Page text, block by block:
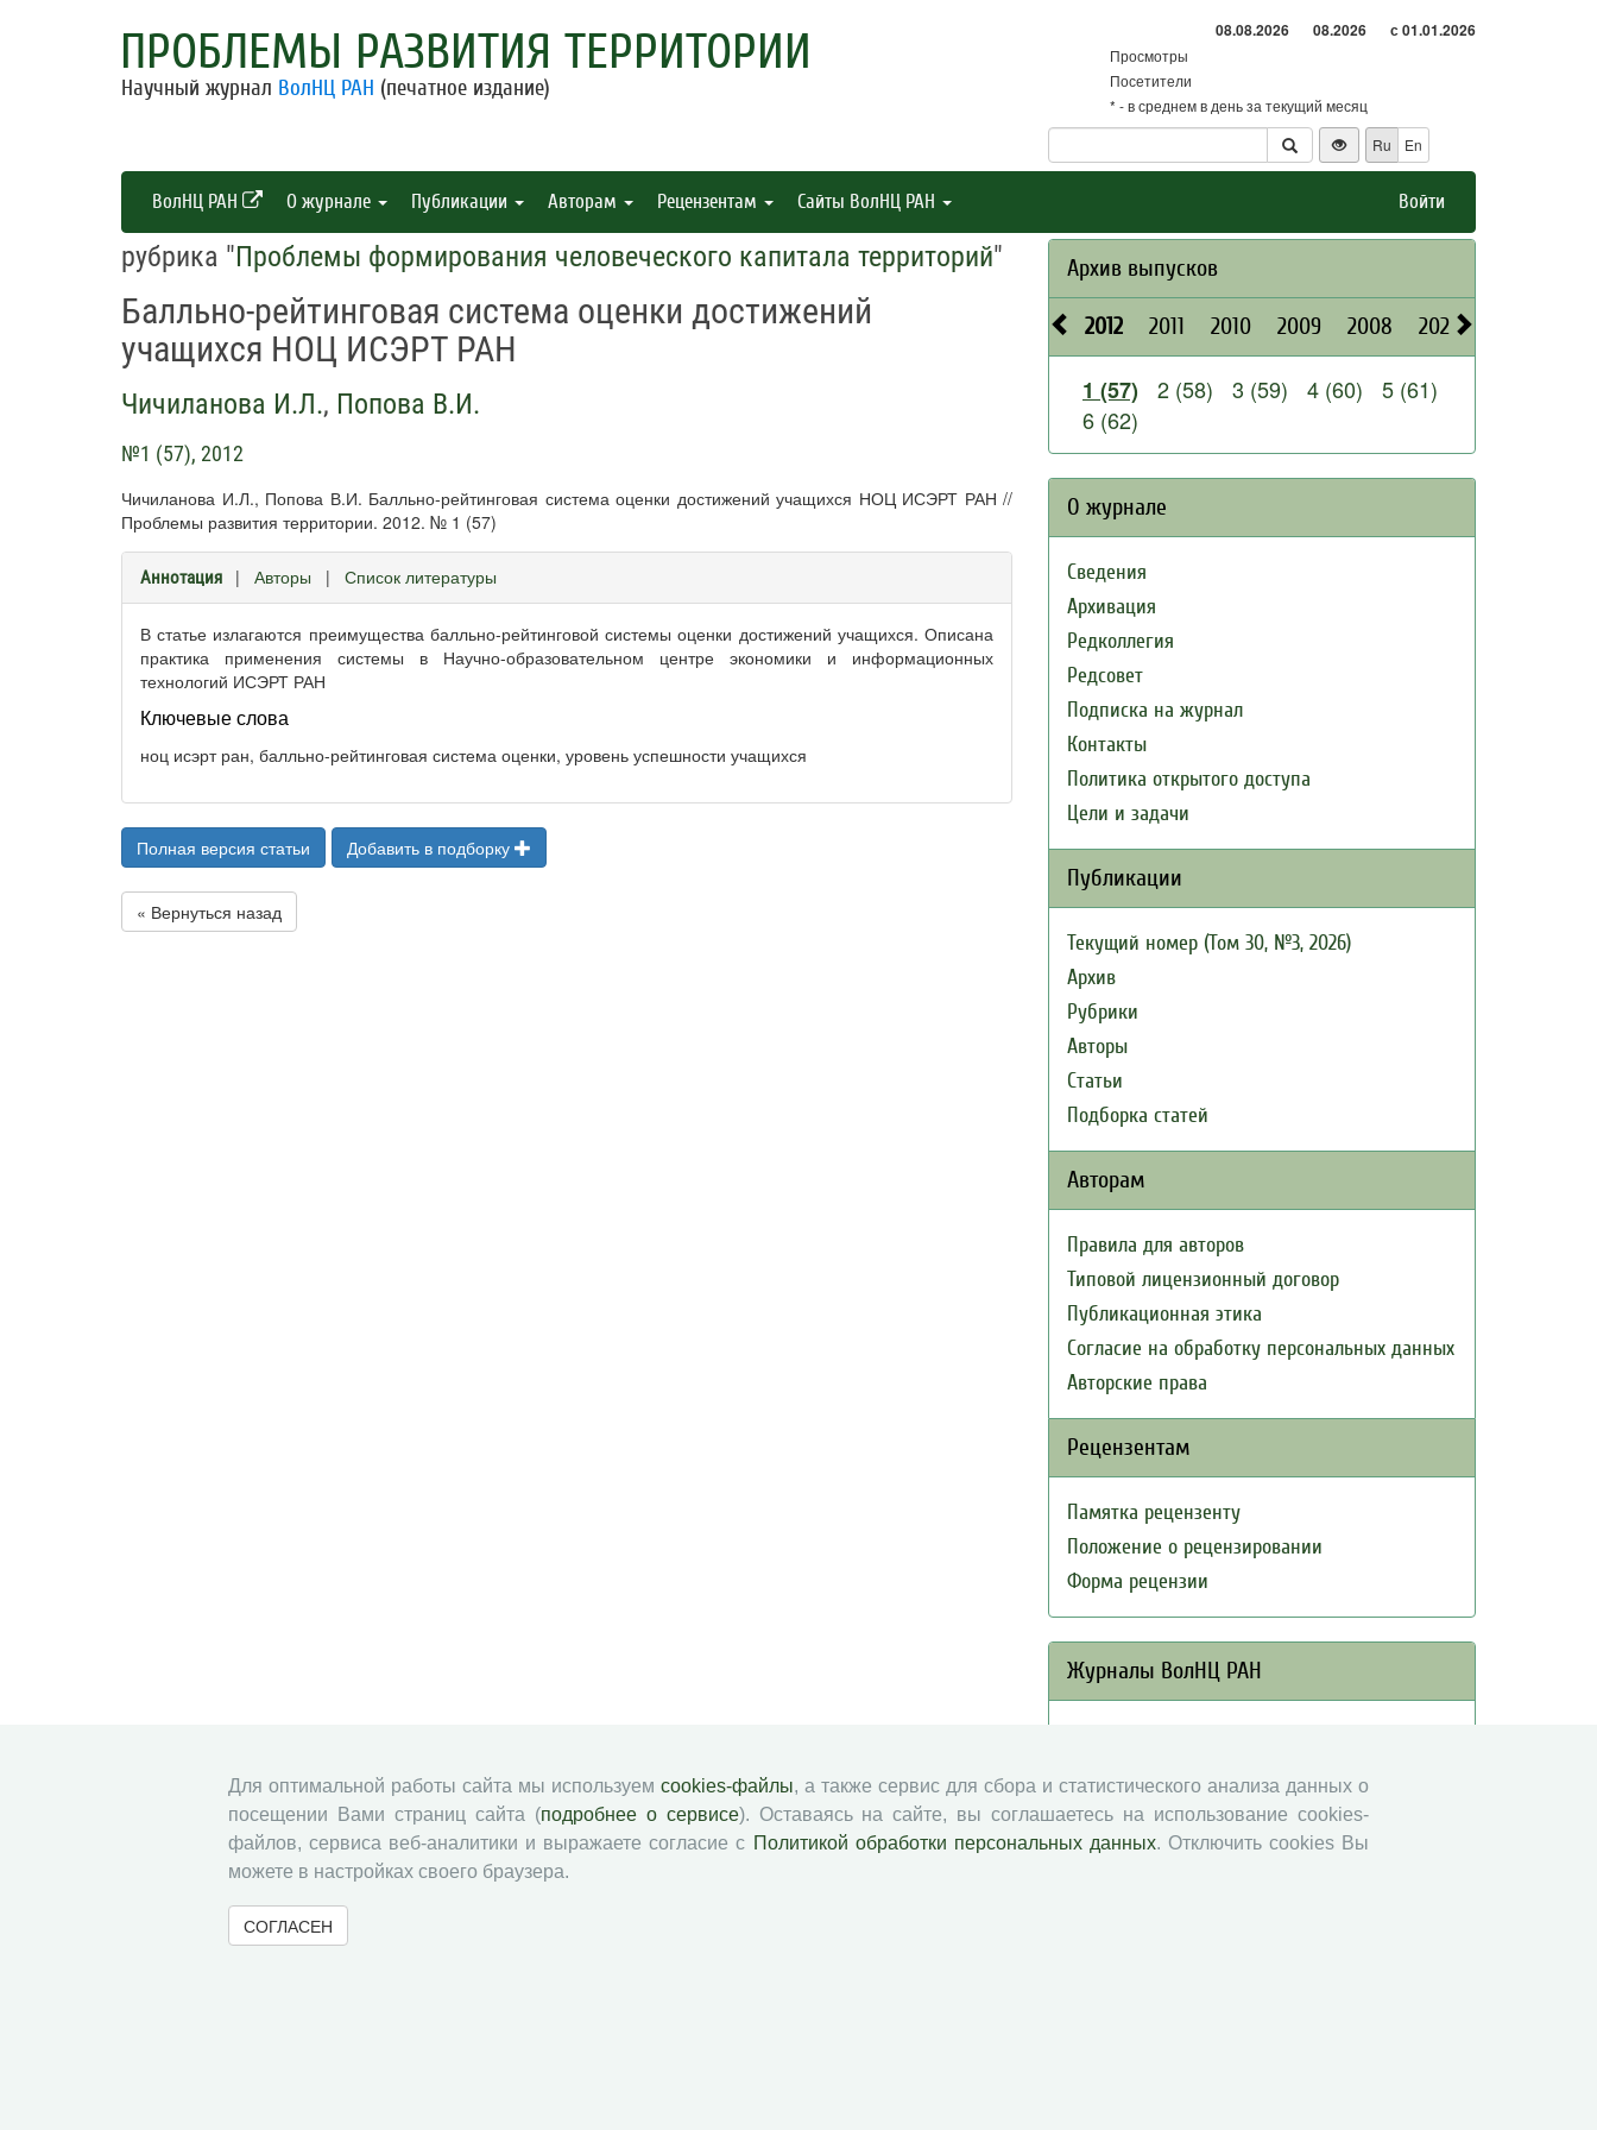
ПРОБЛЕМЫ РАЗВИТИЯ ТЕРРИТОРИИ
Научный журнал ВолНЦ РАН (печатное издание)
08.08.2026 08.2026 с 01.01.2026
Просмотры
Посетители
* - в среднем в день за текущий месяц
Ru
En
ВолНЦ РАН О журнале Публикации Авторам Рецензентам Сайты ВолНЦ РАН Войти
рубрика "Проблемы формирования человеческого капитала территорий"
Балльно-рейтинговая система оценки достижений
учащихся НОЦ ИСЭРТ РАН
Чичиланова И.Л., Попова В.И.
№1 (57), 2012
Чичиланова И.Л., Попова В.И. Балльно-рейтинговая система оценки достижений учащихся НОЦ ИСЭРТ РАН //
Проблемы развития территории. 2012. № 1 (57)
Аннотация | Авторы | Список литературы
В статье излагаются преимущества балльно-рейтинговой системы оценки достижений учащихся. Описана
практика применения системы в Научно-образовательном центре экономики и информационных
технологий ИСЭРТ РАН
Ключевые слова
ноц исэрт ран, балльно-рейтинговая система оценки, уровень успешности учащихся
Полная версия статьи Добавить в подборку
« Вернуться назад
Архив выпусков
2012 2011 2010 2009 2008 2026
1 (57) 2 (58) 3 (59) 4 (60)
5 (61)
6 (62)
О журнале
Сведения
Архивация
Редколлегия
Редсовет
Подписка на журнал
Контакты
Политика открытого доступа
Цели и задачи
Публикации
Текущий номер (Том 30, №3, 2026)
Архив
Рубрики
Авторы
Статьи
Подборка статей
Авторам
Правила для авторов
Типовой лицензионный договор
Публикационная этика
Согласие на обработку персональных данных
Авторские права
Рецензентам
Памятка рецензенту
Положение о рецензировании
Форма рецензии
Журналы ВолНЦ РАН
Вопросы территориального развития
Социальное пространство
Для оптимальной работы сайта мы используем cookies-файлы, а также сервис для сбора и статистического анализа данных о
посещении Вами страниц сайта (подробнее о сервисе). Оставаясь на сайте, вы соглашаетесь на использование cookies-
файлов, сервиса веб-аналитики и выражаете согласие с Политикой обработки персональных данных. Отключить cookies Вы
можете в настройках своего браузера.
СОГЛАСЕН